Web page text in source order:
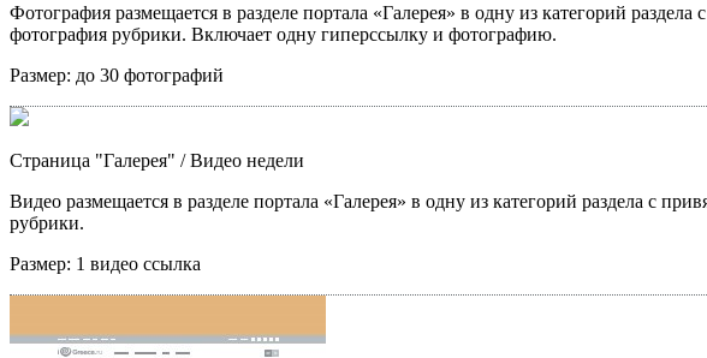
Фотография размещается в разделе портала «Галерея» в одну из категорий
фотография рубрики. Включает одну гиперссылку и фотографию.
Размер: до 30 фотографий
Страница "Галерея" / Видео недели
Видео размещается в разделе портала «Галерея» в одну из категорий раздела с
рубрики.
Размер: 1 видео ссылка